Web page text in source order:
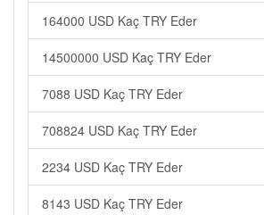
164000 USD Kaç TRY Eder
14500000 USD Kaç TRY Eder
7088 USD Kaç TRY Eder
708824 USD Kaç TRY Eder
2234 USD Kaç TRY Eder
8143 USD Kaç TRY Eder